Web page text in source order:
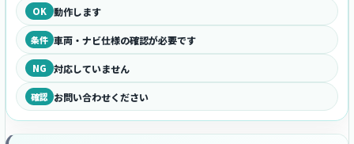
OK 動作します
条件 車両・ナビ仕様の確認が必要です
NG 対応していません
確認 お問い合わせください